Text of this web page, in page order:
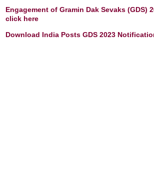
Engagement of Gramin Dak Sevaks (GDS)
click here
Download India Posts GDS 2023